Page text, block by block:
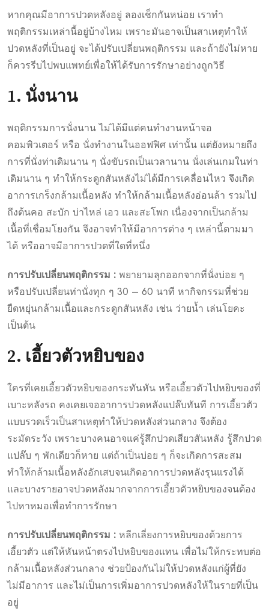
หากคุณมีอาการปวดหลังอยู่ ลองเช็กกันหน่อย เราทำ
พฤติกรรมเหล่านี้อยู่บ้างไหม เพราะมันอาจเป็นสาเหตุทำให้
ปวดหลังที่เป็นอยู่ จะได้ปรับเปลี่ยนพฤติกรรม และถ้ายังไม่หาย
ก็ควรรีบไปพบแพทย์เพื่อให้ได้รับการรักษาอย่างถูกวิธี
1. นั่งนาน
พฤติกรรมการนั่งนาน ไม่ได้มีแต่คนทำงานหน้าจอ
คอมพิวเตอร์ หรือ นั่งทำงานในออฟฟิศ เท่านั้น แต่ยังหมายถึง
การที่นั่งท่าเดิมนาน ๆ นั่งขับรถเป็นเวลานาน นั่งเล่นเกมในท่า
เดิมนาน ๆ ทำให้กระดูกสันหลังไม่ได้มีการเคลื่อนไหว จึงเกิด
อาการเกร็งกล้ามเนื้อหลัง ทำให้กล้ามเนื้อหลังอ่อนล้า รวมไป
ถึงต้นคอ สะบัก บ่าไหล่ เอว และสะโพก เนื่องจากเป็นกล้าม
เนื้อที่เชื่อมโยงกัน จึงอาจทำให้มีอาการต่าง ๆ เหล่านี้ตามมา
ได้ หรืออาจมีอาการปวดที่ใดที่หนึ่ง
การปรับเปลี่ยนพฤติกรรม : พยายามลุกออกจากที่นั่งบ่อย ๆ
หรือปรับเปลี่ยนท่านั่งทุก ๆ 30 – 60 นาที หากิจกรรมที่ช่วย
ยืดหยุ่นกล้ามเนื้อและกระดูกสันหลัง เช่น ว่ายน้ำ เล่นโยคะ
เป็นต้น
2. เอี้ยวตัวหยิบของ
ใครที่เคยเอี้ยวตัวหยิบของกระทันหัน หรือเอี้ยวตัวไปหยิบของที่
เบาะหลังรถ คงเคยเจออาการปวดหลังแปล๊บทันที การเอี้ยวตัว
แบบรวดเร็วเป็นสาเหตุทำให้ปวดหลังส่วนกลาง จึงต้อง
ระมัดระวัง เพราะบางคนอาจแค่รู้สึกปวดเสียวสันหลัง รู้สึกปวด
แปล๊บ ๆ พักเดียวก็หาย แต่ถ้าเป็นบ่อย ๆ ก็จะเกิดการสะสม
ทำให้กล้ามเนื้อหลังอักเสบจนเกิดอาการปวดหลังรุนแรงได้
และบางรายอาจปวดหลังมากจากการเอี้ยวตัวหยิบของจนต้อง
ไปหาหมอเพื่อทำการรักษา
การปรับเปลี่ยนพฤติกรรม : หลีกเลี่ยงการหยิบของด้วยการ
เอี้ยวตัว แต่ให้หันหน้าตรงไปหยิบของแทน เพื่อไม่ให้กระทบต่อ
กล้ามเนื้อหลังส่วนกลาง ช่วยป้องกันไม่ให้ปวดหลังแก่ผู้ที่ยัง
ไม่มีอาการ และไม่เป็นการเพิ่มอาการปวดหลังให้ในรายที่เป็น
อยู่